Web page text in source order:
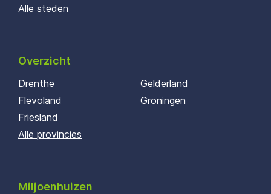
Alle steden
Overzicht
Drenthe
Flevoland
Friesland
Gelderland
Groningen
Alle provincies
Miljoenhuizen